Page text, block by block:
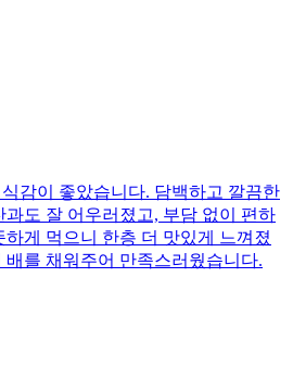
감이 좋았습니다. 담백하고 깔끔한
도 잘 어우러졌고, 부담 없이 편하
게 먹으니 한층 더 맛있게 느껴졌
배를 채워주어 만족스러웠습니다.